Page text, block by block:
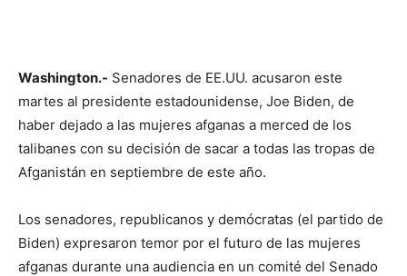
Washington.- Senadores de EE.UU. acusaron este
martes al presidente estadounidense, Joe Biden, de
haber dejado a las mujeres afganas a merced de los
talibanes con su decisión de sacar a todas las tropas de
Afganistán en septiembre de este año.
Los senadores, republicanos y demócratas (el partido de
Biden) expresaron temor por el futuro de las mujeres
afganas durante una audiencia en un comité del Senado